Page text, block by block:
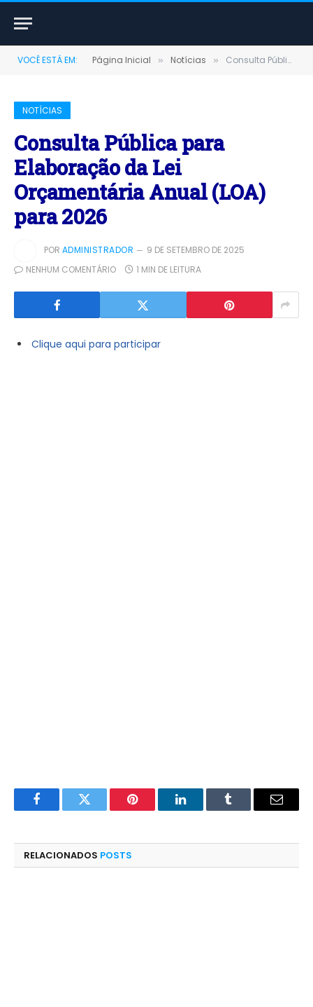
VOCÊ ESTÁ EM: Página Inicial » Notícias » Consulta Pública para Elaboração da Lei Orçamentária Anual (LOA) para 2026
NOTÍCIAS
Consulta Pública para
Elaboração da Lei
Orçamentária Anual (LOA)
para 2026
POR ADMINISTRADOR
9 DE SETEMBRO DE 2025
NENHUM COMENTÁRIO
1 MIN DE LEITURA
Clique aqui para participar
FacebookTwitter Pinterest LinkedInTumblr
E-
RELACIONADOS POSTS